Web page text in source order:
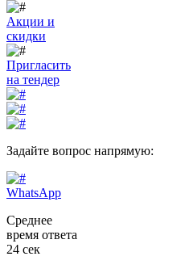
Акции и
скидки
Пригласить
на тендер
Задайте вопрос напрямую:
WhatsApp
Среднее
время ответа
24 сек